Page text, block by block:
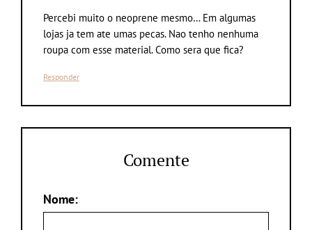
Percebi muito o neoprene mesmo… Em algumas
lojas ja tem ate umas pecas. Nao tenho nenhuma
roupa com esse material. Como sera que fica?
Responder
Comente
Nome: